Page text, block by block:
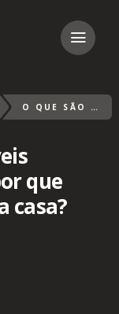
O QUE SÃO MÓVEIS PERSONALIZADOS E POR QUE UTILIZÁ-LOS NA MINHA CASA?
que
casa?